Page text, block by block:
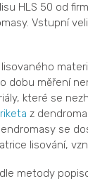
HLS 50 od
Vstupní
dobu měření
které se
z
se
lisování,
metody